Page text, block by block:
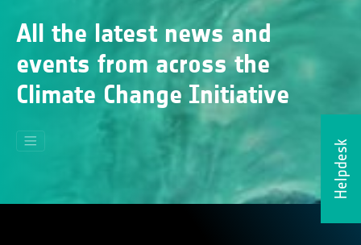
Helpdesk
All the latest news and
events from across the
Climate Change Initiative